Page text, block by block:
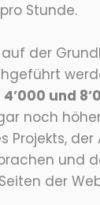
Stunde.
auf der
und
noch
Projekts, der
und
der